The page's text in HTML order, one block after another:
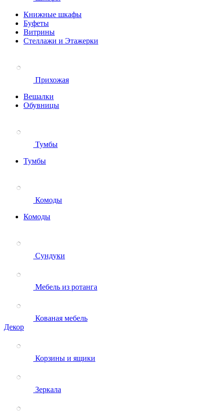
Книжные шкафы
Буфеты
Витрины
Стеллажи и Этажерки
Прихожая
Вешалки
Обувницы
Тумбы
Тумбы
Комоды
Комоды
Сундуки
Мебель из ротанга
Кованая мебель
Декор
Корзины и ящики
Зеркала